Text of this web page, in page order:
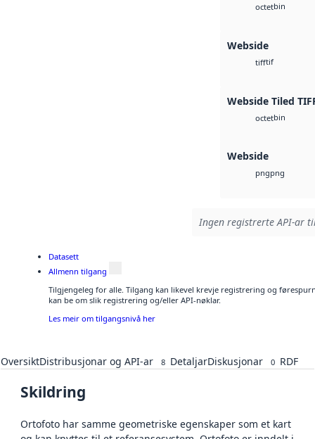
octetbin
Webside
tifftif
Webside Tiled
octetbin
Webside
pngpng
Ingen registrerte API-ar
Datasett
Allmenn tilgang
Tilgjengeleg for alle. Tilgang kan likevel krevje registrering og
kan be om slik registrering og/eller API-nøklar.
Les meir om tilgangsnivå her
OversiktDistribusjonar og API-ar 8 DetaljarDiskusjonar 0 RDF
Skildring
Ortofoto har samme geometriske egenskaper som et kart